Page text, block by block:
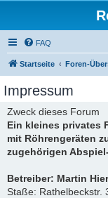
FAQ
Startseite Foren-
Impressum
Zweck dieses Forum
Ein kleines privates
mit Röhrengeräten
zugehörigen
Betreiber: Martin
Staße: Rathelbeckstr.